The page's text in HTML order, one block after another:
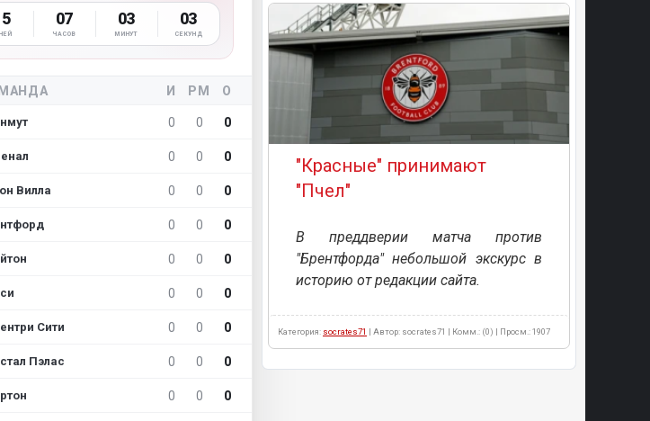
07
ЧАСОВ
03
МИНУТ
02
СЕКУНД
И РМ О
0 0 0
0 0 0
Вилла 0 0 0
0 0 0
0 0 0
0 0 0
Сити 0 0 0
Пэлас 0 0 0
0 0 0
"Красные" принимают
"Пчел"
В преддверии матча против
"Брентфорда" небольшой экскурс в
историю от редакции сайта.
Категория: socrates71 | Автор: socrates71 | Комм.: (0) | Просм.: 1907